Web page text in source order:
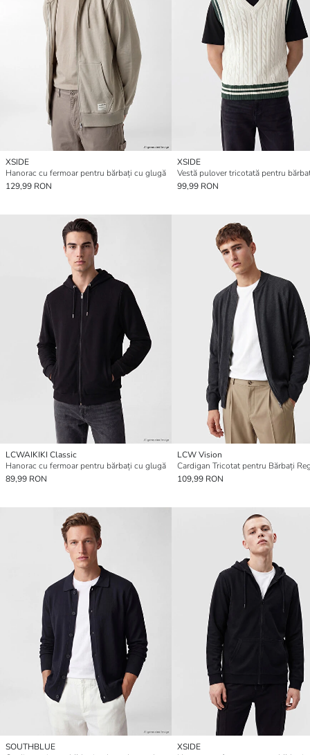
XSIDE
Hanorac cu fermoar pentru bărbați cu glugă
129,99 RON
XSIDE
99,99 RON
LCWAIKIKI Classic
Hanorac cu fermoar pentru bărbați cu glugă
89,99 RON
LCW Vision
109,99 RON
SOUTHBLUE
XSIDE